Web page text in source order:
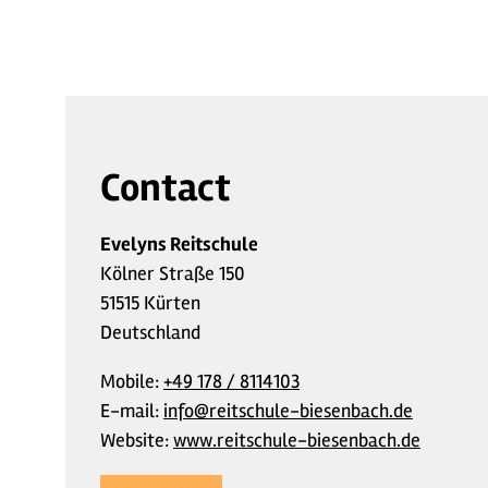
Contact
Evelyns Reitschule
Kölner Straße 150
51515 Kürten
Deutschland
Mobile:+49 178 / 8114103
E-mail: info@reitschule-biesenbach.de
Website:www.reitschule-biesenbach.de